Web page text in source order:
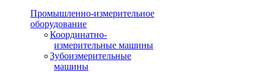
Промышленно-измерительное
оборудование
Координатно-
измерительные машины
Зубоизмерительные
машины